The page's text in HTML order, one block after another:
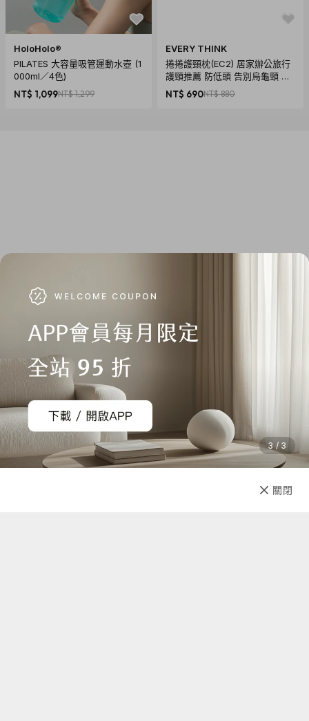
留取消您訂單的權利，取消後也將主動辦理退款事宜。
購買須知
商品須知
1. 產品因拍攝關係顏色可能略有差異，實際以廠商出貨為主。
標示為主。（不適用3個工作天出貨）
4. 訂購商品若經配送三次無法送達，並經本公司以電話與E-
款。
退貨須知
1. 依《消費者保護法》的規定，消費者享有商品貨到日起七天
猶豫期的權益。
注意！猶豫期並非試用期
商品必須是全新的狀態、而且完整包裝（含商品本體、配件、
贈品、保證書、原廠包裝及所有附隨文件或資料的完整性），
切勿缺漏任何配件、自行拆解檢查商品、或損毀原廠外盒。原
廠外盒及原廠包裝都屬於商品的一部分，若有遺失、毀損或缺
件，可能影響您退貨的權益，也可能依照損毀程度扣除為回復
HoloHolo®
PILATES 大容量吸管運動水壺 (1
000ml／4色)
NT$ 1,099NT$ 1,299
EVERY THINK
捲捲護頸枕(EC2) 居家辦公旅行
護頸推薦 防低頭 告別烏龜頸 頸
椎養護 多色可選
NT$ 690NT$ 880
3 / 3
關閉